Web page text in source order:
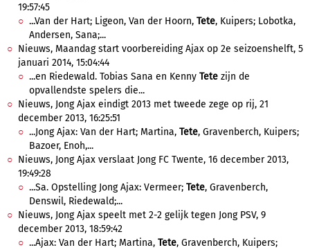
19:57:45
...Van der Hart; Ligeon, Van der Hoorn, Tete, Kuipers; Lobotka,
Andersen, Sana;...
Nieuws, Maandag start voorbereiding Ajax op 2e seizoenshelft, 5
januari 2014, 15:04:44
...en Riedewald. Tobias Sana en Kenny Tete zijn de
opvallendste spelers die...
Nieuws, Jong Ajax eindigt 2013 met tweede zege op rij, 21
december 2013, 16:25:51
...Jong Ajax: Van der Hart; Martina, Tete, Gravenberch, Kuipers;
Bazoer, Enoh,...
Nieuws, Jong Ajax verslaat Jong FC Twente, 16 december 2013,
19:49:28
...Sa. Opstelling Jong Ajax: Vermeer; Tete, Gravenberch,
Denswil, Riedewald;...
Nieuws, Jong Ajax speelt met 2-2 gelijk tegen Jong PSV, 9
december 2013, 18:59:42
...Ajax: Van der Hart; Martina, Tete, Gravenberch, Kuipers;